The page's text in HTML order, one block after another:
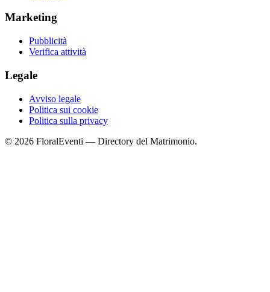
Marketing
Pubblicità
Verifica attività
Legale
Avviso legale
Politica sui cookie
Politica sulla privacy
© 2026 FloralEventi — Directory del Matrimonio.